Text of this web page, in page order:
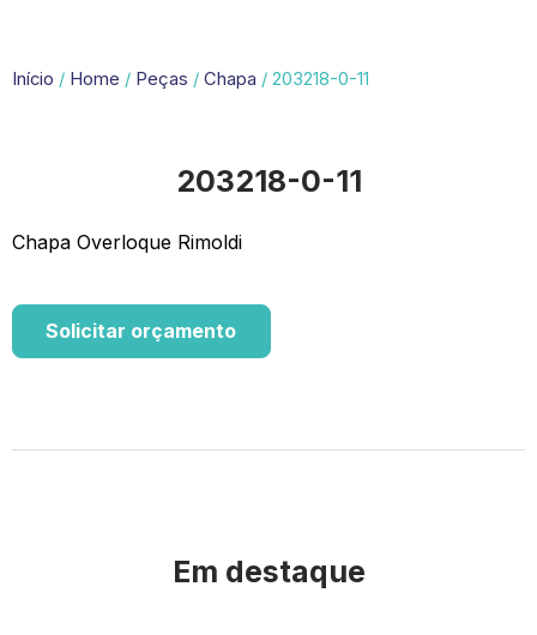
Início / Home / Peças / Chapa / 203218-0-11
203218-0-11
Chapa Overloque Rimoldi
Solicitar orçamento
Em destaque